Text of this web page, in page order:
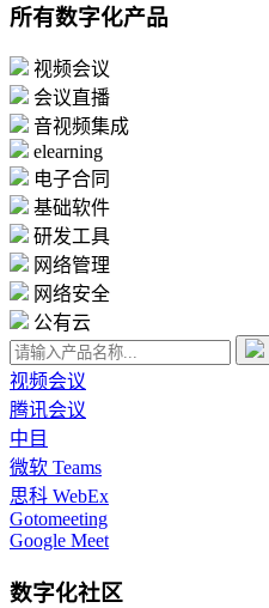
所有数字化产品
视频会议
会议直播
音视频集成
elearning
电子合同
基础软件
研发工具
网络管理
网络安全
公有云
视频会议
腾讯会议
中目
微软 Teams
思科 WebEx
Gotomeeting
Google Meet
数字化社区